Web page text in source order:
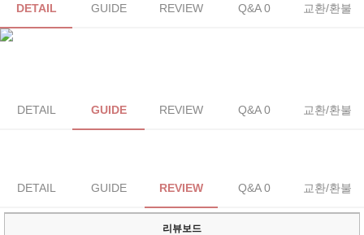
DETAIL GUIDE REVIEW Q&A 0 교환/환불
DETAIL GUIDE REVIEW Q&A 0 교환/환불
DETAIL GUIDE REVIEW Q&A 0 교환/환불
리뷰보드